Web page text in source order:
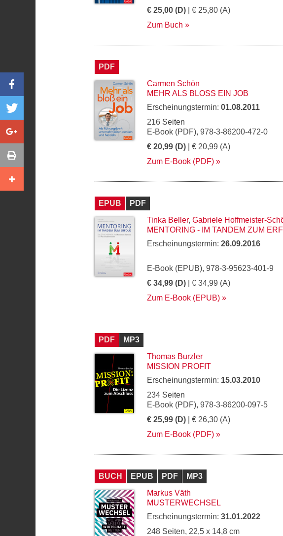
€ 25,00 (D) | € 25,80 (A)
Zum Buch
PDF
Carmen Schön
MEHR ALS BLOSS EIN JOB
Erscheinungstermin: 01.08.2011
216 Seiten
E-Book (PDF), 978-3-86200-472-0
€ 20,99 (D) | € 20,99 (A)
Zum E-Book (PDF)
EPUB
PDF
Tinka Beller, Gabriele Hoffmeister-
MENTORING - IM TANDEM ZUM
Erscheinungstermin: 26.09.2016
E-Book (EPUB), 978-3-95623-401-9
€ 34,99 (D) | € 34,99 (A)
Zum E-Book (EPUB)
PDF
MP3
Thomas Burzler
MISSION PROFIT
Erscheinungstermin: 15.03.2010
234 Seiten
E-Book (PDF), 978-3-86200-097-5
€ 25,99 (D) | € 26,30 (A)
Zum E-Book (PDF)
BUCH EPUB PDF
MP3
Markus Väth
MUSTERWECHSEL
Erscheinungstermin: 31.01.2022
248 Seiten, 22,5 x 14,8 cm